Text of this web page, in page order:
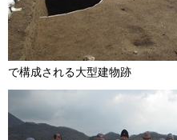
で構成される大型建物跡